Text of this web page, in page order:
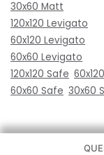
30x60 Matt
120x120 Levigato
60x120 Levigato
60x60 Levigato
120x120 Safe
60x60 Safe 30x60